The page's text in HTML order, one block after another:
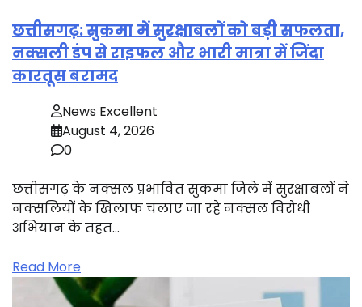
छत्तीसगढ़: सुकमा में सुरक्षाबलों को बड़ी सफलता,
नक्सली डंप से राइफल और भारी मात्रा में जिंदा
कारतूस बरामद
News Excellent
August 4, 2026
0
छत्तीसगढ़ के नक्सल प्रभावित सुकमा जिले में सुरक्षाबलों ने
नक्सलियों के खिलाफ चलाए जा रहे नक्सल विरोधी
अभियान के तहत…
Read More